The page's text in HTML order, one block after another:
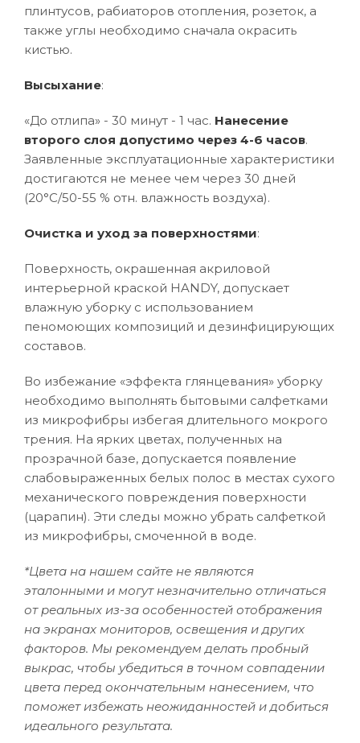
плинтусов, рабиаторов отопления, розеток, а
также углы необходимо сначала окрасить
кистью.
Высыхание:
«До отлипа» - 30 минут - 1 час. Нанесение
второго слоя допустимо через 4-6 часов.
Заявленные эксплуатационные характеристики
достигаются не менее чем через 30 дней
(20°C/50-55 % отн. влажность воздуха).
Очистка и уход за поверхностями:
Поверхность, окрашенная акриловой
интерьерной краской HANDY, допускает
влажную уборку с использованием
пеномоющих композиций и дезинфицирующих
составов.
Во избежание «эффекта глянцевания» уборку
необходимо выполнять бытовыми салфетками
из микрофибры избегая длительного мокрого
трения. На ярких цветах, полученных на
прозрачной базе, допускается появление
слабовыраженных белых полос в местах сухого
механического повреждения поверхности
(царапин). Эти следы можно убрать салфеткой
из микрофибры, смоченной в воде.
*Цвета на нашем сайте не являются
эталонными и могут незначительно отличаться
от реальных из-за особенностей отображения
на экранах мониторов, освещения и других
факторов. Мы рекомендуем делать пробный
выкрас, чтобы убедиться в точном совпадении
цвета перед окончательным нанесением, что
поможет избежать неожиданностей и добиться
идеального результата.